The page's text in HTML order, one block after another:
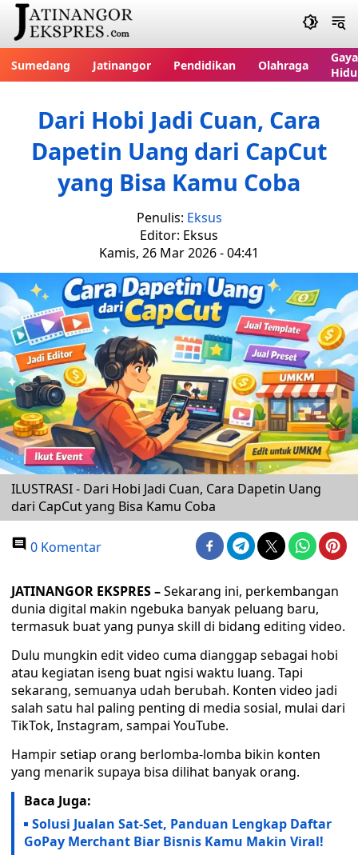
Sumedang Jatinangor Pendidikan Olahraga
Gaya
Dari Hobi Jadi Cuan, Cara
Dapetin Uang dari CapCut
yang Bisa Kamu Coba
Penulis: Eksus
Editor: Eksus
Kamis, 26 Mar 2026 - 04:41
ILUSTRASI - Dari Hobi Jadi Cuan, Cara Dapetin Uang
dari CapCut yang Bisa Kamu Coba
0 Komentar
JATINANGOR EKSPRES –Sekarang ini, perkembangan
dunia digital makin ngebuka banyak peluang baru,
termasuk buat yang punya skill di bidang editing video.
Dulu mungkin edit video cuma dianggap sebagai hobi
atau kegiatan iseng buat ngisi waktu luang. Tapi
sekarang, semuanya udah berubah. Konten video jadi
salah satu hal paling penting di media sosial, mulai dari
TikTok, Instagram, sampai YouTube.
Hampir setiap orang berlomba-lomba bikin konten
yang menarik supaya bisa dilihat banyak orang.
Baca Juga:
Solusi Jualan Sat-Set, Panduan Lengkap Daftar
GoPay Merchant Biar Bisnis Kamu Makin Viral!